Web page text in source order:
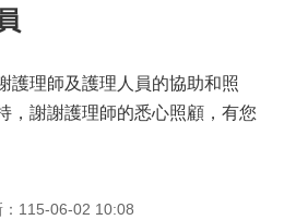
護理師及護理人員的協助和照
，謝謝護理師的悉心照顧，有您
：115-06-02 10:08